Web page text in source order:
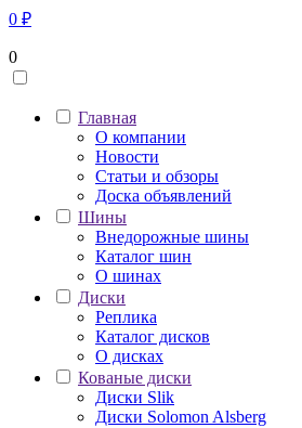
0 ₽
0
Главная
О компании
Новости
Статьи и обзоры
Доска объявлений
Шины
Внедорожные шины
Каталог шин
О шинах
Диски
Реплика
Каталог дисков
О дисках
Кованые диски
Диски Slik
Диски Solomon Alsberg